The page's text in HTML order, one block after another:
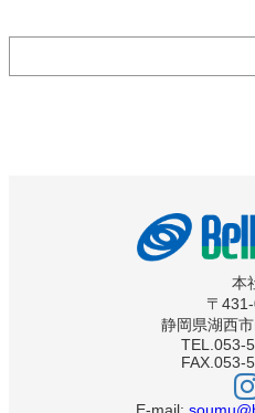
本
〒
静岡県湖西
TEL.053-
FAX.053-
ベ
ル
ソ